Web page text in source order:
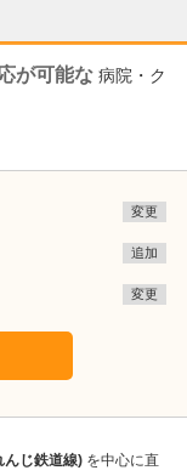
が可能な 病院・ク
変更
追加
変更
んじ鉄道線) を中心に直